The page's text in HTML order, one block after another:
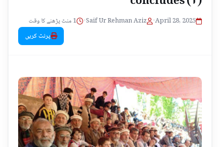
April 28, 2025
•
Saif Ur Rehman Aziz
•
1 منٹ پڑھنے کا وقت
پرنٹ کریں